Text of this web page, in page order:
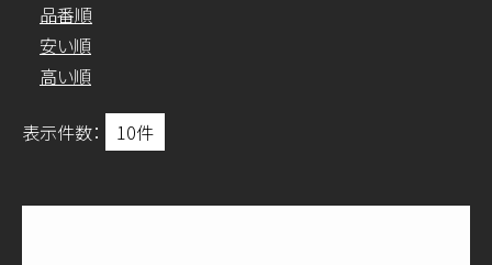
品番順
安い順
高い順
表示件数：